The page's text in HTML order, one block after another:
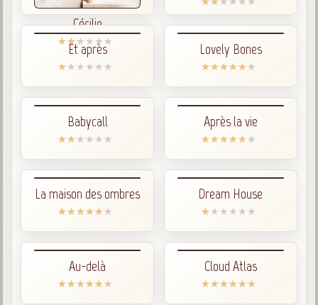
trimestrielles
Sujets du mois
Citations
Maximes
Enregistrements
séance d'aide spirituelle
Diaporamas
Powerpoints
Enseignement
Cours dispensés au Centre
L'Agora
Posez-nous des questions
Consultez les réponses
Cécilie
Et après Lovely Bones
Babycall Après la vie
La maison des ombres Dream House
Au-delà Cloud Atlas